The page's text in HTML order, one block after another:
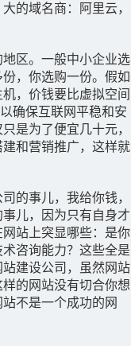
的域名商：阿里云，
区。一般中小企业选
，你选购一份。假如
，价钱要比虚拟空间
确保互联网平稳和安
是为了便宜几十元，
和营销推广，这样就
的事儿，我给你钱，
儿，因为只有自身才
站上突显哪些：是你
咨询能力？这些全是
建设公司，虽然网站
的网站没有切合你想
不是一个成功的网